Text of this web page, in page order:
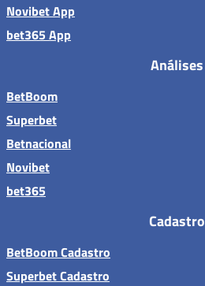
Novibet App
bet365 App
Análises
BetBoom
Superbet
Betnacional
Novibet
bet365
Cadastro
BetBoom Cadastro
Superbet Cadastro